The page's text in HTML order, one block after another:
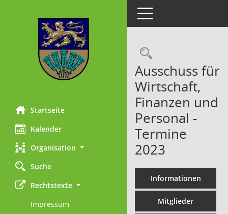
Startseite
Kalender
Organisation
Suche
Rechtstexte
Impressum
Toggle navigation
Ausschuss für
Wirtschaft,
Finanzen und
Personal -
Termine
2023
Informationen
Mitglieder